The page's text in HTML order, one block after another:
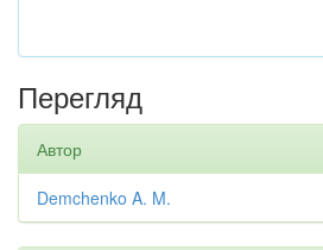
Перегляд
Автор
Demchenko A. M.